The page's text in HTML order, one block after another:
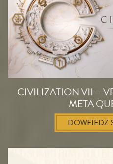
CIVILIZATION VII –
META
DOWEIEDZ